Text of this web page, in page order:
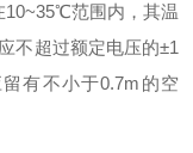
10~35℃范围内，其温
不超过额定电压的±1
有不小于0.7m 的空